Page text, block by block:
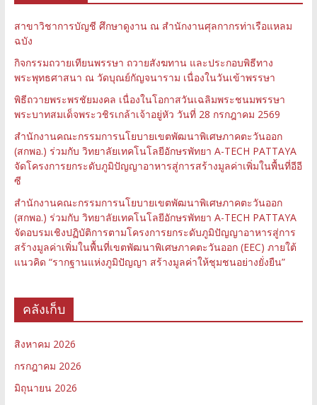
สาขาวิชาการบัญชี ศึกษาดูงาน ณ สำนักงานศุลกากรท่าเรือแหลม
ฉบัง
กิจกรรมถวายเทียนพรรษา ถวายสังฆทาน และประกอบพิธีทาง
พระพุทธศาสนา ณ วัดบุณย์กัญจนาราม เนื่องในวันเข้าพรรษา
พิธีถวายพระพรชัยมงคล เนื่องในโอกาสวันเฉลิมพระชนมพรรษา
พระบาทสมเด็จพระวชิรเกล้าเจ้าอยู่หัว วันที่ 28 กรกฎาคม 2569
สำนักงานคณะกรรมการนโยบายเขตพัฒนาพิเศษภาคตะวันออก
(สกพอ.) ร่วมกับ วิทยาลัยเทคโนโลยีอักษรพัทยา A-TECH PATTAYA
จัดโครงการยกระดับภูมิปัญญาอาหารสู่การสร้างมูลค่าเพิ่มในพื้นที่อีอี
ซี
สำนักงานคณะกรรมการนโยบายเขตพัฒนาพิเศษภาคตะวันออก
(สกพอ.) ร่วมกับ วิทยาลัยเทคโนโลยีอักษรพัทยา A-TECH PATTAYA
จัดอบรมเชิงปฏิบัติการตามโครงการยกระดับภูมิปัญญาอาหารสู่การ
สร้างมูลค่าเพิ่มในพื้นที่เขตพัฒนาพิเศษภาคตะวันออก (EEC) ภายใต้
แนวคิด “รากฐานแห่งภูมิปัญญา สร้างมูลค่าให้ชุมชนอย่างยั่งยืน”
คลังเก็บ
สิงหาคม 2026
กรกฎาคม 2026
มิถุนายน 2026